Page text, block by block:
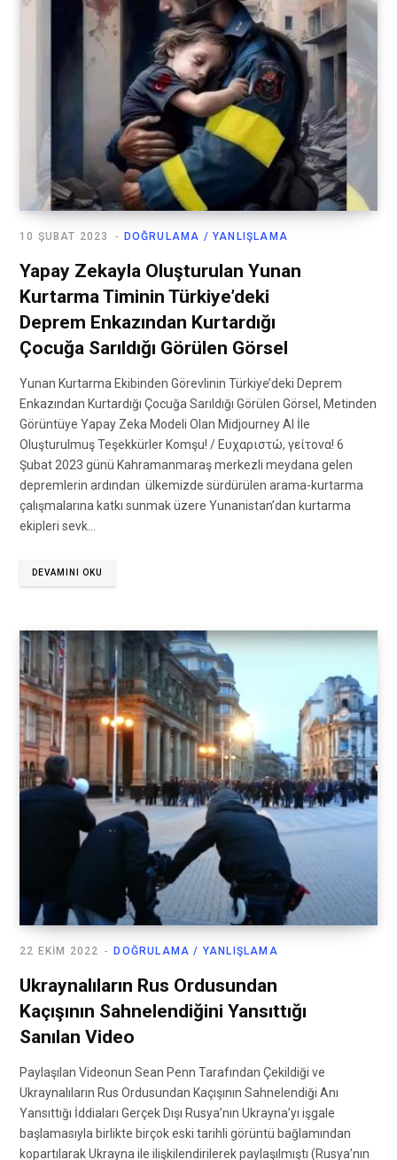
DOĞRULAMA / YANLIŞLAMA
10 ŞUBAT 2023
Yapay Zekayla Oluşturulan Yunan
Kurtarma Timinin Türkiye’deki
Deprem Enkazından Kurtardığı
Çocuğa Sarıldığı Görülen Görsel
Yunan Kurtarma Ekibinden Görevlinin Türkiye’deki Deprem
Enkazından Kurtardığı Çocuğa Sarıldığı Görülen Görsel, Metinden
Görüntüye Yapay Zeka Modeli Olan Midjourney AI İle
Oluşturulmuş Teşekkürler Komşu! / Ευχαριστώ, γείτονα! 6
Şubat 2023 günü Kahramanmaraş merkezli meydana gelen
depremlerin ardından ülkemizde sürdürülen arama-kurtarma
çalışmalarına katkı sunmak üzere Yunanistan’dan kurtarma
ekipleri sevk…
DEVAMINI OKU
DOĞRULAMA / YANLIŞLAMA
22 EKIM 2022
Ukraynalıların Rus Ordusundan
Kaçışının Sahnelendiğini Yansıttığı
Sanılan Video
Paylaşılan Videonun Sean Penn Tarafından Çekildiği ve
Ukraynalıların Rus Ordusundan Kaçışının Sahnelendiği Anı
Yansıttığı İddiaları Gerçek Dışı Rusya’nın Ukrayna’yı işgale
başlamasıyla birlikte birçok eski tarihli görüntü bağlamından
kopartılarak Ukrayna ile ilişkilendirilerek paylaşılmıştı (Rusya’nın